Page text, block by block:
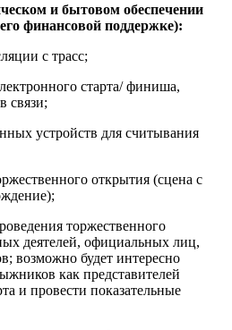
и бытовом обеспечении
финансовой поддержке):
с трасс;
старта/ финиша,
связи;
устройств для считывания
открытия (сцена с
торжественного
деятелей, официальных лиц,
возможно будет интересно
как представителей
и провести показательные